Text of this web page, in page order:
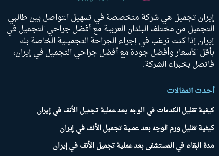
إيران تجميل هي شركة متخصصة في تسهيل التواصل بين طالبي
التجميل من مختلف البلدان العربية مع أفضل جراحي التجميل في
إيران.إذا كنت ترغب في إجراء الجراحة التجميلية الخاصة بك
بأقل الأسعار وأفضل جودة مع أفضل جراحي التجميل في إيران،
فاتصل بخبراء الشركة.
أحدث المقالات
كيفية تقليل الكدمات في الوجه بعد عملية تجميل الأنف في إيران
كيفية تقليل ورم الوجه بعد عملية تجميل الأنف في إيران
مدة البقاء في المستشفى بعد عملية تجميل الأنف في إيران